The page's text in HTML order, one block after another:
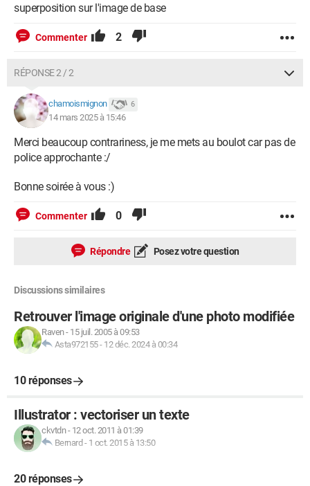
superposition sur l'image de base
Commenter 2
RÉPONSE 2 / 2
chamoismignon 6
14 mars 2025 à 15:46
Merci beaucoup contrariness, je me mets au boulot car pas de
police approchante :/
Bonne soirée à vous :)
Commenter 0
Répondre Posez votre question
Discussions similaires
Retrouver l'image originale d'une photo modifiée
Raven- 15 juil. 2005 à 09:53
Asta972155- 12 déc. 2024 à 00:34
10 réponses
Illustrator : vectoriser un texte
ckvtdn- 12 oct. 2011 à 01:39
Bernard - 1 oct. 2015 à 13:50
20 réponses